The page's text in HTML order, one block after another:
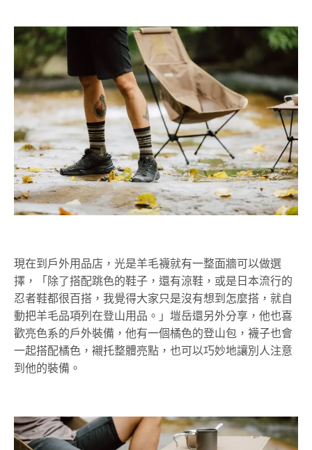
現在到戶外用品店，光是羊毛襪就有一整面牆可以做選
擇，「除了搭配跳色的鞋子，還有涼鞋，或是日本流行的
忍者鞋都很百搭，我覺得大家只是沒有想到怎麼搭，就自
動把羊毛品項列在登山用品。」塏岳還另外分享，他也喜
歡亮色系的戶外裝備，他有一個橘色的登山包，襪子也會
一起搭配橘色，襯托整體亮點，也可以巧妙地讓別人注意
到他的裝備。